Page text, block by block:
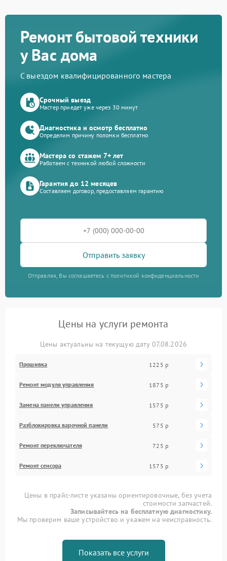
Ремонт бытовой техники
у Вас дома
С выездом квалифицированного мастера
Срочный выезд
Мастер приедет уже через 30 минут
Диагностика и осмотр бесплатно
Определим причину поломки бесплатно
Мастера со стажем 7+ лет
Работаем с техникой любой сложности
Гарантия до 12 месяцев
Составляем договор, предоставляем гарантию
Отправить заявку
Отправляя, Вы соглашаетесь с политикой конфиденциальности
Цены на услуги ремонта
Цены актуальны на текущую дату 07.08.2026
Прошивка 1225 р
Ремонт модуля управления 1875 р
Замена панели управления 1575 р
Разблокировка варочной панели 575 р
Ремонт переключателя 725 р
Ремонт сенсора 1575 р
Цены в прайс-листе указаны ориентировочные, без учета
стоимости запчастей.
Записывайтесь на бесплатную диагностику.
Мы проверим ваше устройство и укажем на неисправность.
Показать все услуги